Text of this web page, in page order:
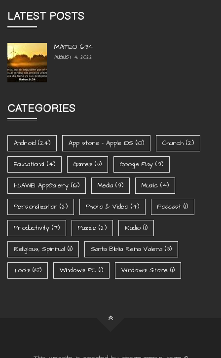
LATEST POSTS
MATEO 6:34
AUGUST 4, 2022
CATEGORIES
Android (24) App store - Apple iOS (10) Church (2)
Educational (4) Games (3) Google Play (9)
HUAWEI AppGallery (16) Media (9) Music (4)
Personalization (2) Photo & Video (4) Podcast (1)
Productivity (7) Puzzle (2) Radio (1)
Religious, Spiritual (11) Santa Biblia Reina Valera (3)
Tools (15) Windows PC (1) Windows Store (1)